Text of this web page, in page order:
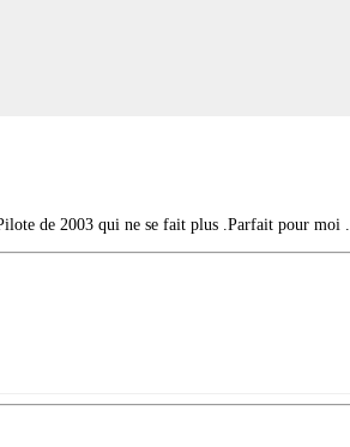
de 2003 qui ne se fait plus .Parfait pour moi .